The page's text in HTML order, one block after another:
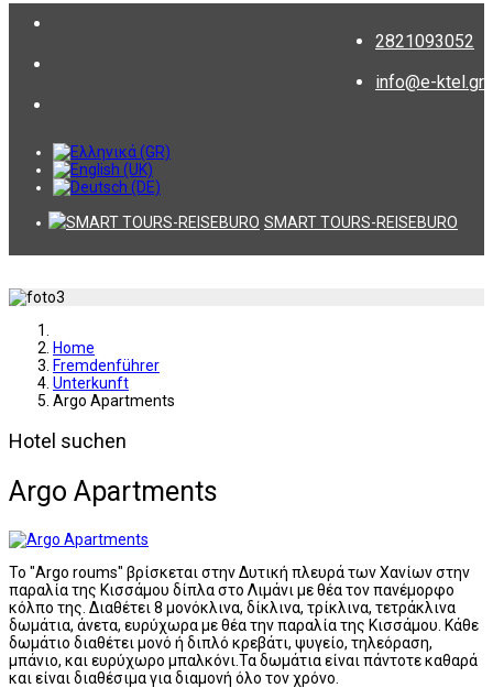
2821093052
info@e-ktel.gr
SMART TOURS-REISEBURO
Home
Fremdenführer
Unterkunft
Argo Apartments
Hotel suchen
Argo Apartments
Το "Argo roums" βρίσκεται στην Δυτική πλευρά των Χανίων στην
παραλία της Κισσάμου δίπλα στο Λιμάνι με θέα τον πανέμορφο
κόλπο της. Διαθέτει 8 μονόκλινα, δίκλινα, τρίκλινα, τετράκλινα
δωμάτια, άνετα, ευρύχωρα με θέα την παραλία της Κισσάμου. Κάθε
δωμάτιο διαθέτει μονό ή διπλό κρεβάτι, ψυγείο, τηλεόραση,
μπάνιο, και ευρύχωρο μπαλκόνι.Τα δωμάτια είναι πάντοτε καθαρά
και είναι διαθέσιμα για διαμονή όλο τον χρόνο.